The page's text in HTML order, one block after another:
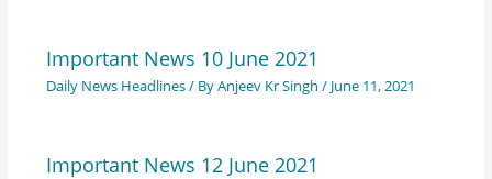
Important News 10 June 2021
Daily News Headlines/ ByAnjeev Kr Singh / June 11, 2021
Important News 12 June 2021